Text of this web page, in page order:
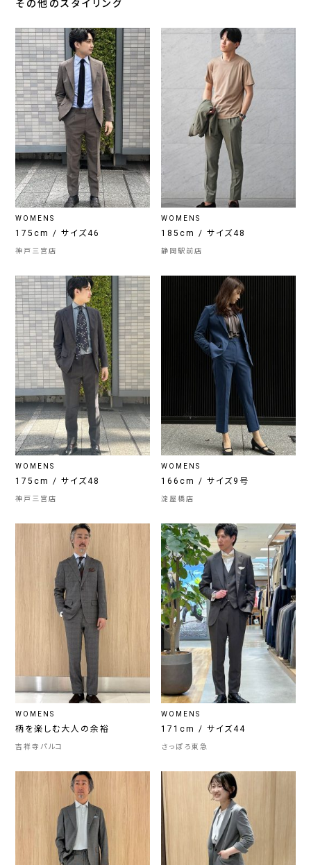
その他のスタイリング
WOMENS
175cm / サイズ46
神戸三宮店
WOMENS
185cm / サイズ48
静岡駅前店
WOMENS
175cm / サイズ48
神戸三宮店
WOMENS
166cm / サイズ9号
淀屋橋店
WOMENS
柄を楽しむ大人の余裕
吉祥寺パルコ
WOMENS
171cm / サイズ44
さっぽろ東急